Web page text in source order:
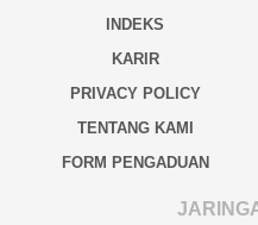
INDEKS
KARIR
PRIVACY POLICY
TENTANG KAMI
FORM PENGADUAN